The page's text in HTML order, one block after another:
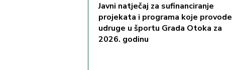
Javni natječaj za sufinanciranje
projekata i programa koje provode
udruge u športu Grada Otoka za
2026. godinu